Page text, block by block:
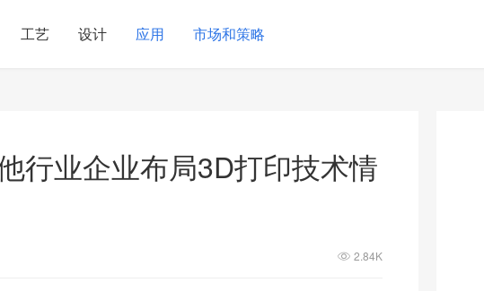
工艺 设计 应用 市场和策略
行业企业布局3D打印技术情
2.84K